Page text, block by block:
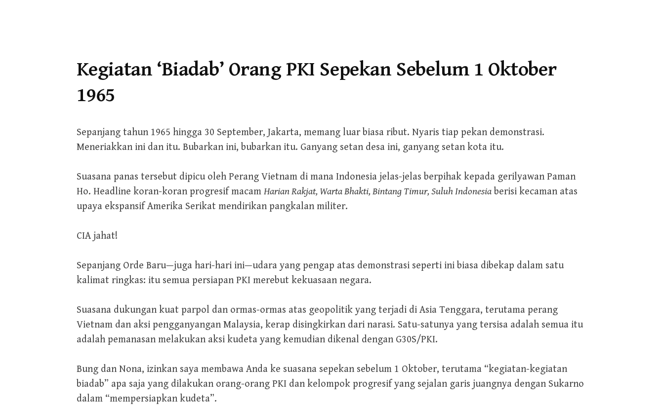
Kegiatan ‘Biadab’ Orang PKI Sepekan Sebelum 1 Oktober
1965
Sepanjang tahun 1965 hingga 30 September, Jakarta, memang luar biasa ribut. Nyaris tiap pekan demonstrasi.
Meneriakkan ini dan itu. Bubarkan ini, bubarkan itu. Ganyang setan desa ini, ganyang setan kota itu.
Suasana panas tersebut dipicu oleh Perang Vietnam di mana Indonesia jelas-jelas berpihak kepada gerilyawan Paman
Ho. Headline koran-koran progresif macam Harian Rakjat, Warta Bhakti, Bintang Timur, Suluh Indonesiaberisi kecaman atas
upaya ekspansif Amerika Serikat mendirikan pangkalan militer.
CIA jahat!
Sepanjang Orde Baru—juga hari-hari ini—udara yang pengap atas demonstrasi seperti ini biasa dibekap dalam satu
kalimat ringkas: itu semua persiapan PKI merebut kekuasaan negara.
Suasana dukungan kuat parpol dan ormas-ormas atas geopolitik yang terjadi di Asia Tenggara, terutama perang
Vietnam dan aksi pengganyangan Malaysia, kerap disingkirkan dari narasi. Satu-satunya yang tersisa adalah semua itu
adalah pemanasan melakukan aksi kudeta yang kemudian dikenal dengan G30S/PKI.
Bung dan Nona, izinkan saya membawa Anda ke suasana sepekan sebelum 1 Oktober, terutama “kegiatan-kegiatan
biadab” apa saja yang dilakukan orang-orang PKI dan kelompok progresif yang sejalan garis juangnya dengan Sukarno
dalam “mempersiapkan kudeta”.